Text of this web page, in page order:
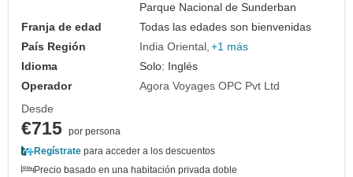
Parque Nacional de Sunderban
Franja de edad
Todas las edades son bienvenidas
País Región
India Oriental +1 más
Idioma
Solo: Inglés
Operador
Agora Voyages OPC Pvt Ltd
Desde
€715 por persona
Regístrate para acceder a los descuentos
Precio basado en una habitación privada doble